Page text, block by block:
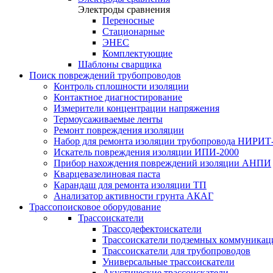
Электроды сравнения
Переносные
Стационарные
ЭНЕС
Комплектующие
Шаблоны сварщика
Поиск повреждений трубопроводов
Контроль сплошности изоляции
Контактное диагностирование
Измерители концентрации напряжения
Термоусаживаемые ленты
Ремонт повреждения изоляции
Набор для ремонта изоляции трубопровода
Искатель повреждения изоляции ИПИ-2000
Прибор нахождения повреждений изоляции АНПИ
Кварцевазелиновая паста
Карандаш для ремонта изоляции ТП
Анализатор активности грунта АКАГ
Трассопоисковое оборудование
Трассоискатели
Трассодефектоискатели
Трассоискатели подземных
Трассоискатели для трубопроводов
Универсальные трассоискатели